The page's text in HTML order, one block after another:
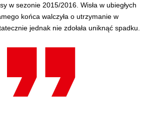
w sezonie 2015/2016. Wisła w ubiegłych
końca walczyła o utrzymanie w
jednak nie zdołała uniknąć spadku.